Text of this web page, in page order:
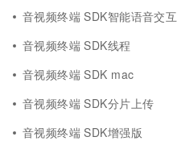
音视频终端 SDK智能语音交互
音视频终端 SDK线程
音视频终端 SDK mac
音视频终端 SDK分片上传
音视频终端 SDK增强版